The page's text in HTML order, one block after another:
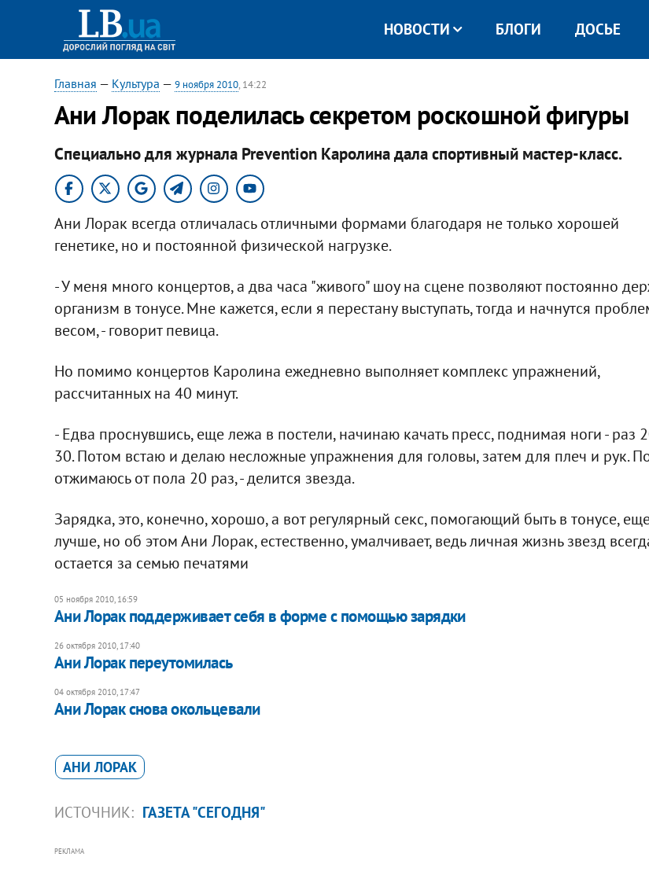
НОВОСТИ БЛОГИ ДОСЬЕ
Главная — Культура — 9 ноября 2010, 14:22
Ани Лорак поделилась секретом роскошной фигуры
Специально для журнала Prevention Каролина дала спортивный мастер-класс.
Ани Лорак всегда отличалась отличными формами благодаря не только хорошей
генетике, но и постоянной физической нагрузке.
- У меня много концертов, а два часа "живого" шоу на сцене позволяют постоянно
организм в тонусе. Мне кажется, если я перестану выступать, тогда и начнутся
весом, - говорит певица.
Но помимо концертов Каролина ежедневно выполняет комплекс упражнений,
рассчитанных на 40 минут.
- Едва проснувшись, еще лежа в постели, начинаю качать пресс, поднимая ноги - раз
30. Потом встаю и делаю несложные упражнения для головы, затем для плеч и рук.
отжимаюсь от пола 20 раз, - делится звезда.
Зарядка, это, конечно, хорошо, а вот регулярный секс, помогающий быть в тонусе,
лучше, но об этом Ани Лорак, естественно, умалчивает, ведь личная жизнь звезд
остается за семью печатями
05 ноября 2010, 16:59
Ани Лорак поддерживает себя в форме с помощью зарядки
26 октября 2010, 17:40
Ани Лорак переутомилась
04 октября 2010, 17:47
Ани Лорак снова окольцевали
АНИ ЛОРАК
ИСТОЧНИК: ГАЗЕТА "СЕГОДНЯ"
РЕКЛАМА